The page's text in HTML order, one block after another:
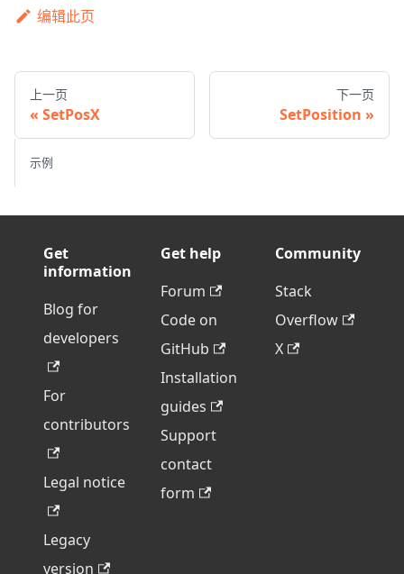
编辑此页
上一页
SetPosX
下一页
SetPosition
示例
Get
information
Blog for
developers
For
contributors
Legal notice
Legacy
version
Get help
Forum
Code on
GitHub
Installation
guides
Support
contact
form
Community
Stack
Overflow
X